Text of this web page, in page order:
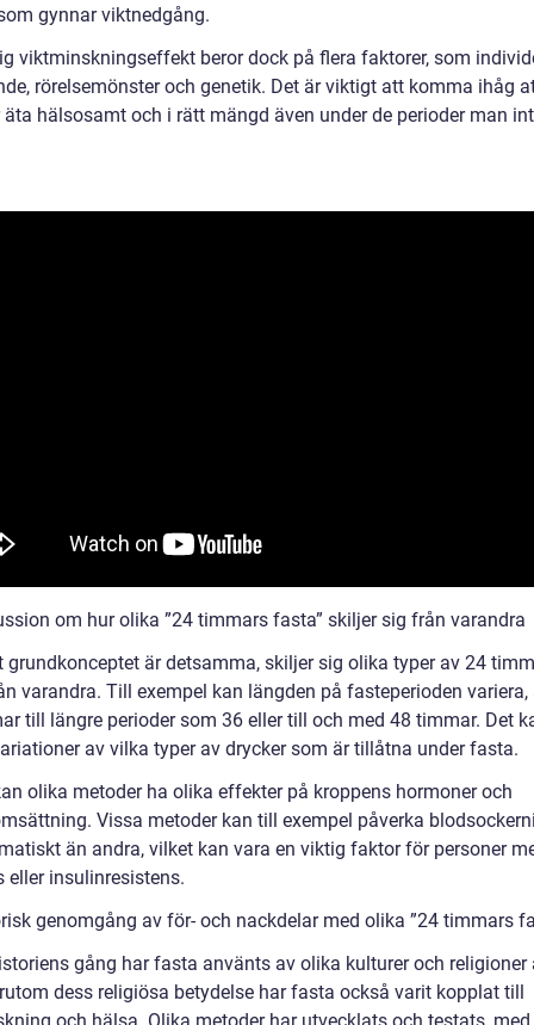
gynnar viktnedgång.
viktminskningseffekt beror dock på flera faktorer, som
rörelsemönster och genetik. Det är viktigt att komma ihåg
äta hälsosamt och i rätt mängd även under de perioder man
om hur olika ”24 timmars fasta” skiljer sig från varandra
grundkonceptet är detsamma, skiljer sig olika typer av 24
varandra. Till exempel kan längden på fasteperioden
till längre perioder som 36 eller till och med 48 timmar. Det
av vilka typer av drycker som är tillåtna under fasta.
olika metoder ha olika effekter på kroppens hormoner och
Vissa metoder kan till exempel påverka
än andra, vilket kan vara en viktig faktor för personer
eller insulinresistens.
genomgång av för- och nackdelar med olika ”24 timmars
gång har fasta använts av olika kulturer och religioner
dess religiösa betydelse har fasta också varit kopplat till